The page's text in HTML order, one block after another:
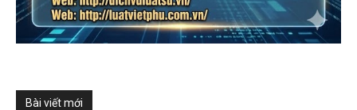
Bài viết mới